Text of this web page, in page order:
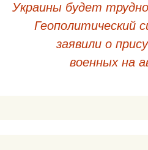
navigation
Украины будет трудно
Геополитический
заявили о
военных на